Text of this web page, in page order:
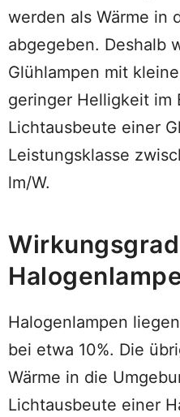
werden als Wärme in
abgegeben. Deshalb
Glühlampen mit
geringer Helligkeit im
Lichtausbeute einer
Leistungsklasse
lm/W.
Wirkungsgrad
Halogenlampen
bei etwa 10%. Die
Wärme in die
Lichtausbeute einer